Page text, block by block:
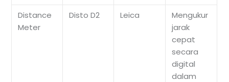
Distance
Meter
Disto D2 Leica
Mengukur
jarak
cepat
secara
digital
dalam